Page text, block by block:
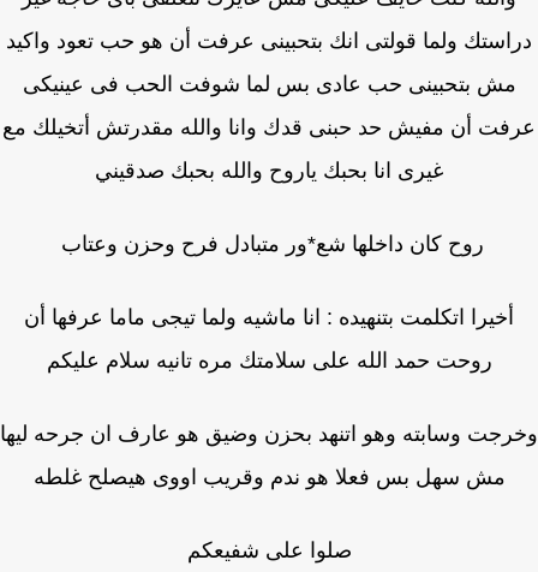
ولما قولتى انك بتحبينى عرفت أن هو حب تعود واكيد
مش بتحبينى حب عادى بس لما شوفت الحب فى عينيكى
أن مفيش حد حبنى قدك وانا والله مقدرتش أتخيلك مع
غيرى انا بحبك ياروح والله بحبك صدقيني
روح كان داخلها شع*ور متبادل فرح وحزن وعتاب
أخيرا اتكلمت بتنهيده : انا ماشيه ولما تيجى ماما عرفها أن
روحت حمد الله على سلامتك مره تانيه سلام عليكم
وسابته وهو اتنهد بحزن وضيق هو عارف ان جرحه ليها
مش سهل بس فعلا هو ندم وقريب اووى هيصلح غلطه
صلوا على شفيعكم